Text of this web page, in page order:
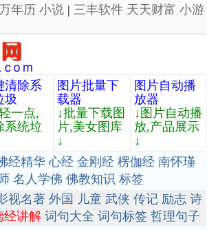
年历 小说 | 三丰软件 天天财富 小游
清除系
圾
一点,
系统垃
图片批量下
载器
↓批量下载图
片,美女图库
↓
图片自动播
放器
↓图片自动播
放,产品展示
↓
经精华 心经 金刚经 楞伽经 南怀瑾
名人学佛 佛教知识 标签
视名著 外国 儿童 武侠 传记 励志 诗
经讲解 词句大全 词句标签 哲理句子